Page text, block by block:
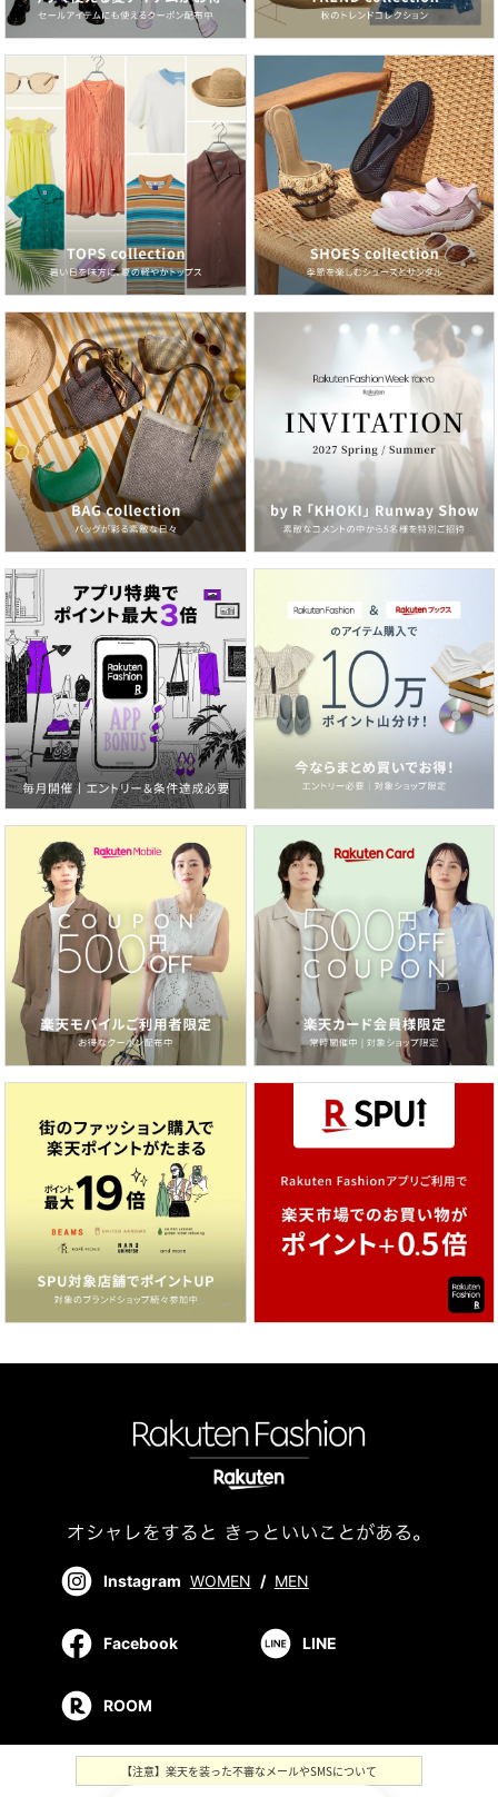
Instagram WOMEN / MEN
Facebook LINE
ROOM
【注意】楽天を装った不審なメールやSMSについて